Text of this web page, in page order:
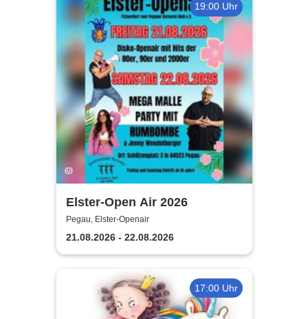
19:00 Uhr
Elster-Open Air 2026
Pegau, Elster-Openair
21.08.2026 - 22.08.2026
17:00 Uhr